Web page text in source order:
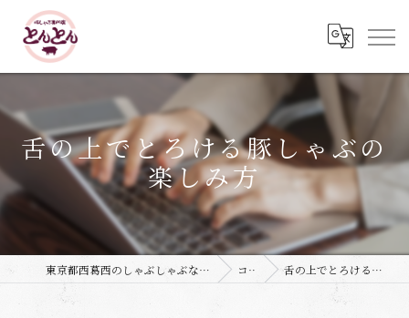
舌の上でとろける豚しゃぶの
楽しみ方
東京都西葛西のしゃぶしゃぶなら豚しゃぶ専門店 とんとん コラム 舌の上でとろける豚しゃぶの楽しみ方